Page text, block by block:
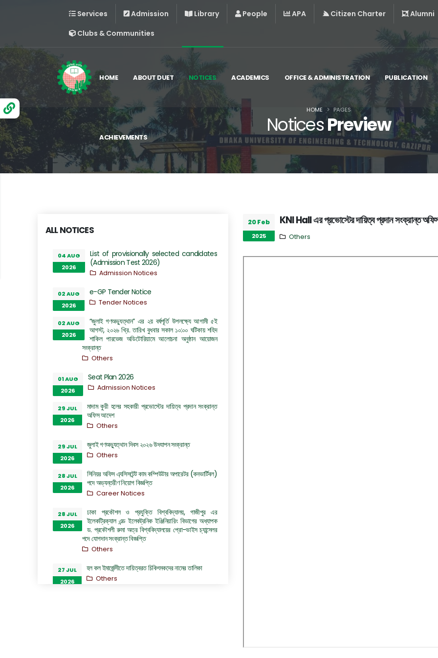
Services Admission Library People APA Citizen Charter
Alumni
Clubs & Communities
HOME ABOUT DUET NOTICES ACADEMICS OFFICE & ADMINISTRATION PUBLICATION
ACHIEVEMENTS
NoticesPreview
HOME PAGES
ALL NOTICES
04 AUG
2026
List of provisionally selected candidates
(Admission Test 2026)
Admission Notices
02 AUG
2026
e-GP Tender Notice
Tender Notices
02 AUG
2026
“জুলাই গণঅভ্যুত্থান” এর ২য় বর্ষপূর্তি উপলক্ষ্যে আগামী ৫ই
আগস্ট, ২০২৬ খ্রি. তারিখ বুধবার সকাল ১০:০০ ঘটিকায় শহিদ
শাকিল পারভেজ অডিটোরিয়ামে আলোচনা অনুষ্ঠান আয়োজন
সংক্রান্ত
Others
01 AUG
2026
Seat Plan 2026
Admission Notices
29 JUL
2026
মাদাম কুরী হলের সহকারী প্রভোস্টের দায়িত্ব প্রদান সংক্রান্ত
অফিস আদেশ
Others
29 JUL
2026
জুলাই গণঅভ্যুত্থান দিবস ২০২৬ উদযাপন সংক্রান্ত
Others
28 JUL
2026
সিনিয়র অফিস এ্যসিসটেন্ট কাম কম্পিউটার অপারেটর (কনভার্টিবল)
পদে অভ্যন্তরীণ নিয়োগ বিজ্ঞপ্তি
Career Notices
28 JUL
2026
ঢাকা প্রকৌশল ও প্রযুক্তি বিশ্ববিদ্যালয়, গাজীপুর এর
ইলেকট্রিক্যাল এন্ড ইলেকট্রনিক ইঞ্জিনিয়ারিং বিভাগের অধ্যাপক
ড. প্রকৌশলী রুমা অত্র বিশ্ববিদ্যালয়ের প্রো-ভাইস চ্যান্সেলর
পদে যোগদান সংক্রান্ত বিজ্ঞপ্তি
Others
27 JUL
2026
হল কল ইমার্জেন্সীতে দায়িত্বরত চিকিৎসকদের নামের তালিকা
Others
20 Feb
2025
KNI Hall এর প্রভোস্টের দায়িত্ব প্রদান সংক্রান্ত
Others